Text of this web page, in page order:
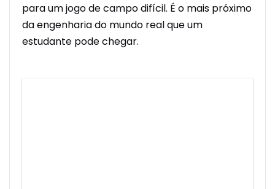
para um jogo de campo difícil. É o mais próximo
da engenharia do mundo real que um
estudante pode chegar.